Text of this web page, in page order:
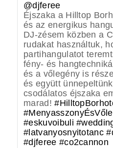
@djferee
Éjszaka a Hilltop
és az energikus
DJ-zésem közben a
rudakat használtuk,
partihangulatot
fény- és
és a vőlegény is
és együtt
csodálatos éjszaka
marad!
#eskuvoibuli
#latvanyosnyitotanc
#djferee #co2cannon